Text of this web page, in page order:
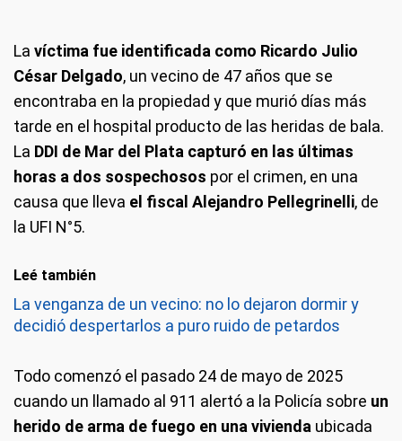
La víctima fue identificada como Ricardo Julio
César Delgado, un vecino de 47 años que se
encontraba en la propiedad y que murió días más
tarde en el hospital producto de las heridas de bala.
La DDI de Mar del Plata capturó en las últimas
horas a dos sospechosos por el crimen, en una
causa que lleva el fiscal Alejandro Pellegrinelli, de
la UFI N°5.
Leé también
La venganza de un vecino: no lo dejaron dormir y
decidió despertarlos a puro ruido de petardos
Todo comenzó el pasado 24 de mayo de 2025
cuando un llamado al 911 alertó a la Policía sobre un
herido de arma de fuego en una vivienda ubicada